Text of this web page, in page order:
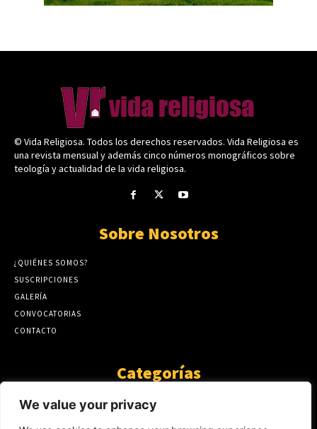
We value your privacy
© Vida Religiosa. Todos los derechos reservados. Vida Religiosa es
una revista mensual y además cinco números monográficos sobre
teología y actualidad de la vida religiosa.
Sobre Nosotros
¿QUIÉNES SOMOS?
SUSCRIPCIONES
GALERÍA
CONVOCATORIAS
CONTACTO
Categorías
ARTÍCULOS
GUANTE DE SEDA